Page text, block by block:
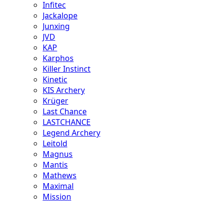
Infitec
Jackalope
Junxing
JVD
KAP
Karphos
Killer Instinct
Kinetic
KIS Archery
Krüger
Last Chance
LASTCHANCE
Legend Archery
Leitold
Magnus
Mantis
Mathews
Maximal
Mission